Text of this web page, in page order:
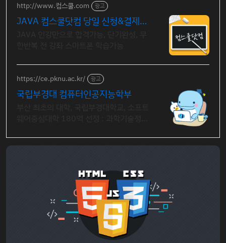
http://www.컴스쿨.com 광고
JAVA 컴스쿨닷컴 당일 신청&결제시
https://ce.pknu.ac.kr/ 광고
국립부경대 컴퓨터인공지능학부
원 지원)